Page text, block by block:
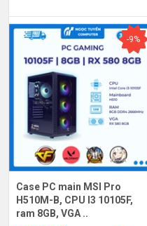
-9%
Case PC main MSI Pro
H510M-B, CPU I3 10105F,
ram 8GB, VGA ..